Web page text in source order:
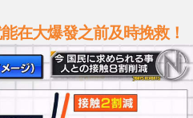
在大爆發之前及時挽救！